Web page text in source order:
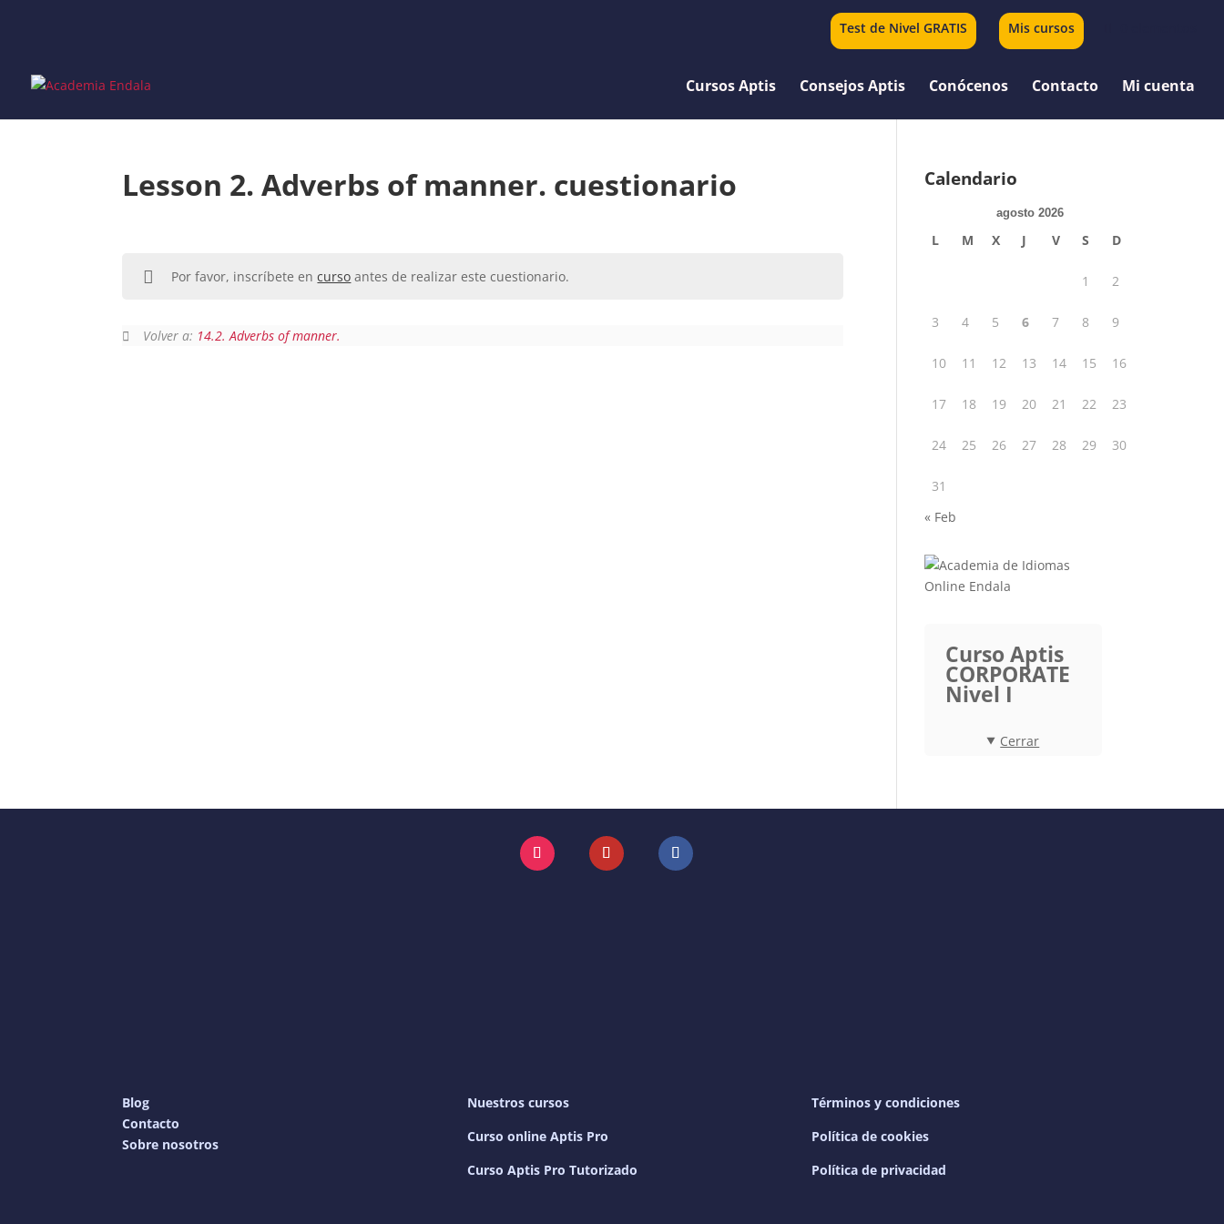
Test de Nivel GRATIS Mis cursos
Cursos Aptis Consejos Aptis Conócenos Contacto Mi cuenta
Lesson 2. Adverbs of manner. cuestionario
Por favor, inscríbete encurso antes de realizar este cuestionario.
Volver a: 14.2. Adverbs of manner.
Calendario
agosto 2026
L M X J V S D
1 2
3 4 5 6 7 8 9
10 11 12 13 14 15 16
17 18 19 20 21 22 23
24 25 26 27 28 29 30
31
« Feb
Curso Aptis
CORPORATE
Nivel I
Cerrar
Instagram YouTube Facebook
Blog
Contacto
Sobre nosotros
Nuestros cursos
Curso online Aptis Pro
Curso Aptis Pro Tutorizado
Términos y condiciones
Política de cookies
Política de privacidad